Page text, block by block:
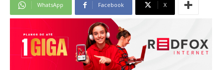
WhatsApp Facebook X